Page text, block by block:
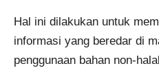
Hal ini dilakukan untuk
informasi yang beredar di
penggunaan bahan non-